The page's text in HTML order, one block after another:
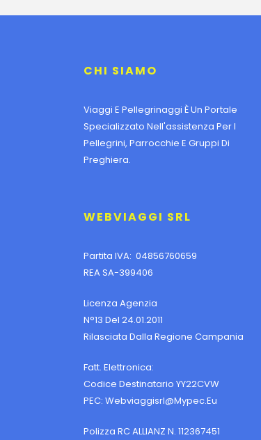
CHI SIAMO
Viaggi E Pellegrinaggi È Un Portale
Specializzato Nell'assistenza Per I
Pellegrini, Parrocchie E Gruppi Di
Preghiera.
WEBVIAGGI SRL
Partita IVA: 04856760659
REA SA-399406
Licenza Agenzia
N°13 Del 24.01.2011
Rilasciata Dalla Regione Campania
Fatt. Elettronica:
Codice Destinatario YY22CVW
PEC: Webviaggisrl@mypec.eu
Polizza RC ALLIANZ N. 112367451